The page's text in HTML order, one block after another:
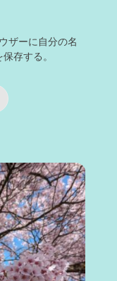
ザーに自分の名
存する。